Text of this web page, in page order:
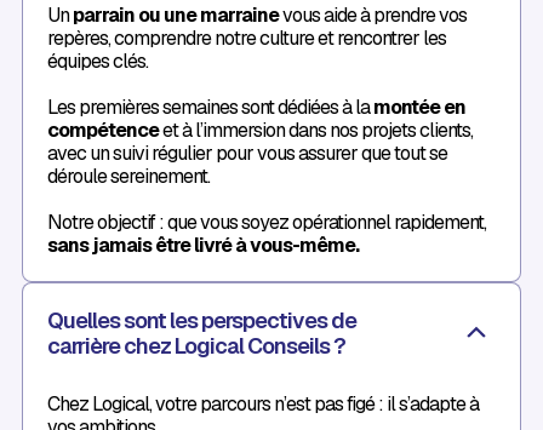
Unparrain ou une marrainevous aide à prendre vos
repères, comprendre notre culture et rencontrer les
équipes clés.
Les premières semaines sont dédiées à lamontée en
compétenceet à l’immersion dans nos projets clients,
avec un suivi régulier pour vous assurer que tout se
déroule sereinement.
Notre objectif : que vous soyez opérationnel rapidement,
sans jamais être livré à vous-même.
Quelles sont les perspectives de
carrière chez Logical Conseils ?
Chez Logical, votre parcours n’est pas figé : il s’adapte à